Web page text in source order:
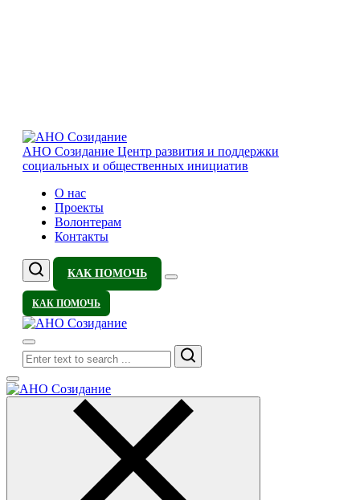
АНО Созидание Центр развития и поддержки
социальных и общественных инициатив
О нас
Проекты
Волонтерам
Контакты
КАК ПОМОЧЬ
КАК ПОМОЧЬ
Search